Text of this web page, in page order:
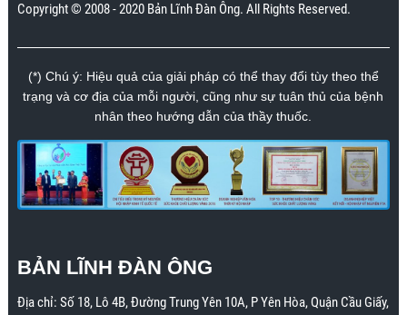
Copyright © 2008 - 2020 Bản Lĩnh Đàn Ông. All Rights Reserved.
(*) Chú ý: Hiệu quả của giải pháp có thể thay đổi tùy theo thể
trạng và cơ địa của mỗi người, cũng như sự tuân thủ của bệnh
nhân theo hướng dẫn của thầy thuốc.
BẢN LĨNH ĐÀN ÔNG
Địa chỉ: Số 18, Lô 4B, Đường Trung Yên 10A, P Yên Hòa, Quận Cầu Giấy,